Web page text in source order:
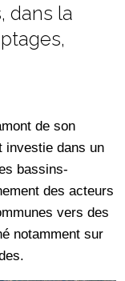
dans la
de son
investie dans un
bassins-
des acteurs
vers des
notamment sur